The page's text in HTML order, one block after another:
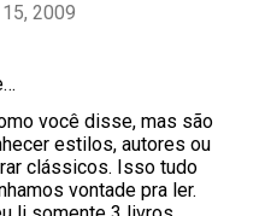
2009
você disse, mas são
estilos, autores ou
clássicos. Isso tudo
vontade pra ler.